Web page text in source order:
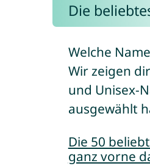
Die
Welche
Wir zeigen
und Unisex-
ausgewählt
Die 50
ganz vorne